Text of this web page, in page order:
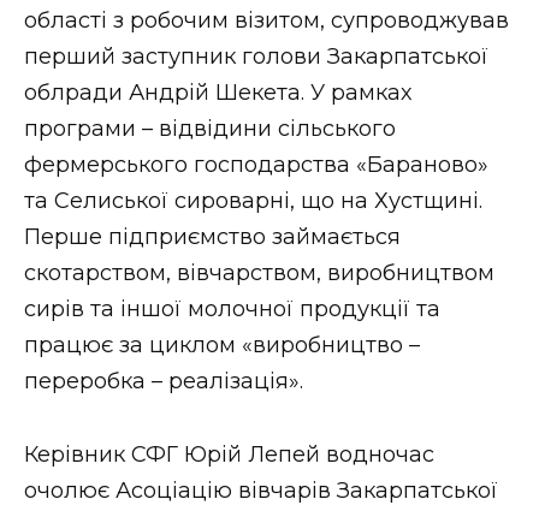
ЗАКАРПАТСЬКІ НОВИНИ
НОВИНИ ЗАХІДНОЇ УКРАЇНИ
ФОТО
області з робочим візитом, супроводжував
перший заступник голови Закарпатської
облради Андрій Шекета. У рамках
програми – відвідини сільського
фермерського господарства «Бараново»
та Селиської сироварні, що на Хустщині.
Перше підприємство займається
скотарством, вівчарством, виробництвом
сирів та іншої молочної продукції та
працює за циклом «виробництво –
переробка – реалізація».
Керівник СФГ Юрій Лепей водночас
очолює Асоціацію вівчарів Закарпатської